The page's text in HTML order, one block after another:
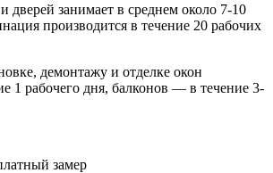
дверей занимает в среднем около 7-10
производится в течение 20 рабочих
демонтажу и отделке окон
1 рабочего дня, балконов — в течение 3-
замер